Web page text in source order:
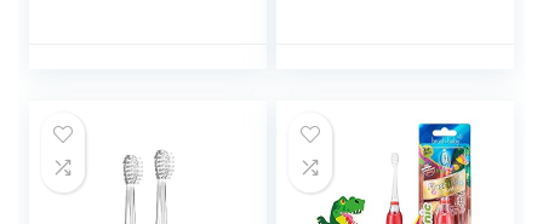
tanden, BPA-vrij,
roze, 1 stuk
trillingen zorgen
voor een leuke
poetservaring
(Blue)